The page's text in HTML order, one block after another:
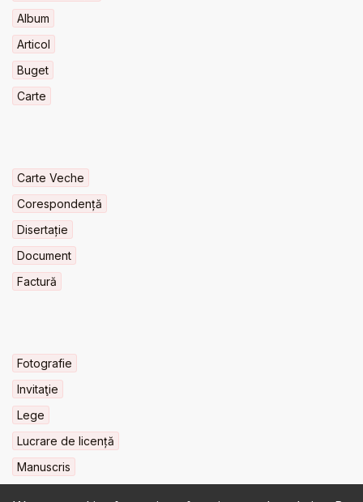
Album
Articol
Buget
Carte
Carte Veche
Corespondență
Disertație
Document
Factură
Fotografie
Invitaţie
Lege
Lucrare de licență
Manuscris